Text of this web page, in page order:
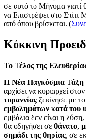
σε αυτό το Μήνυμα
να Επιστρέψει στο
από όπου βρίσκεται. (
Κόκκινη
Το Τέλος της
Η Νέα Παγκόσμια Τάξη
αρχίσει να κυριαρχεί
τυραννίας ξεκίνησε με
εμβολημάτων κατά του
εμβόλια δεν είναι η
θα οδηγήσει σε θάνατο,
σημάδι της θηρίας, σε